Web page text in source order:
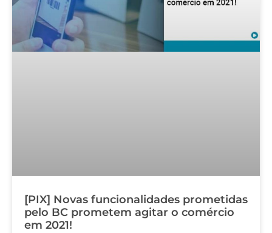
[PIX] Novas funcionalidades prometidas
pelo BC prometem agitar o comércio
em 2021!